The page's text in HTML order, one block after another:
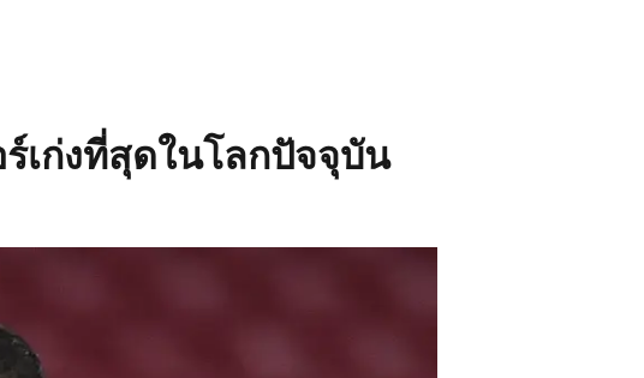
เก่งที่สุดในโลกปัจจุบัน